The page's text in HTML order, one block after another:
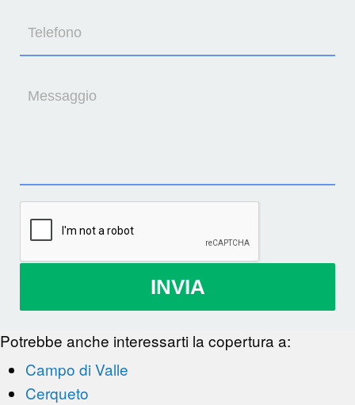
Telefono
Messaggio
INVIA
Potrebbe anche interessarti la copertura a:
Campo di Valle
Cerqueto